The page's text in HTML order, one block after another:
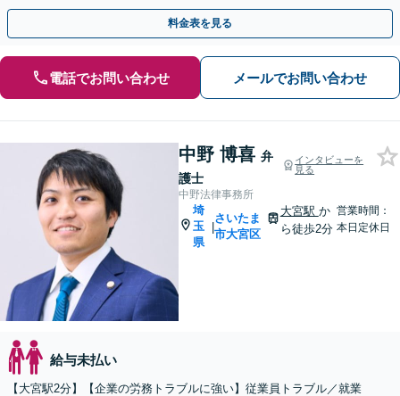
料金表を見る
電話でお問い合わせ メールでお問い合わせ
中野 博喜 弁
護士
インタビューを
見る
中野法律事務所
埼
玉
県
|
さいたま
市大宮区
大宮駅 か
ら徒歩2分
営業時間：
本日定休日
給与未払い
【大宮駅2分】【企業の労務トラブルに強い】従業員トラブル／就業